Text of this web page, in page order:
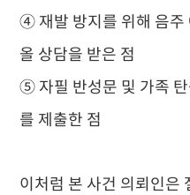
④ 재발 방지를 위해 음주
올 상담을 받은 점
⑤ 자필 반성문 및 가족 탄
를 제출한 점
이처럼 본 사건 의뢰인은